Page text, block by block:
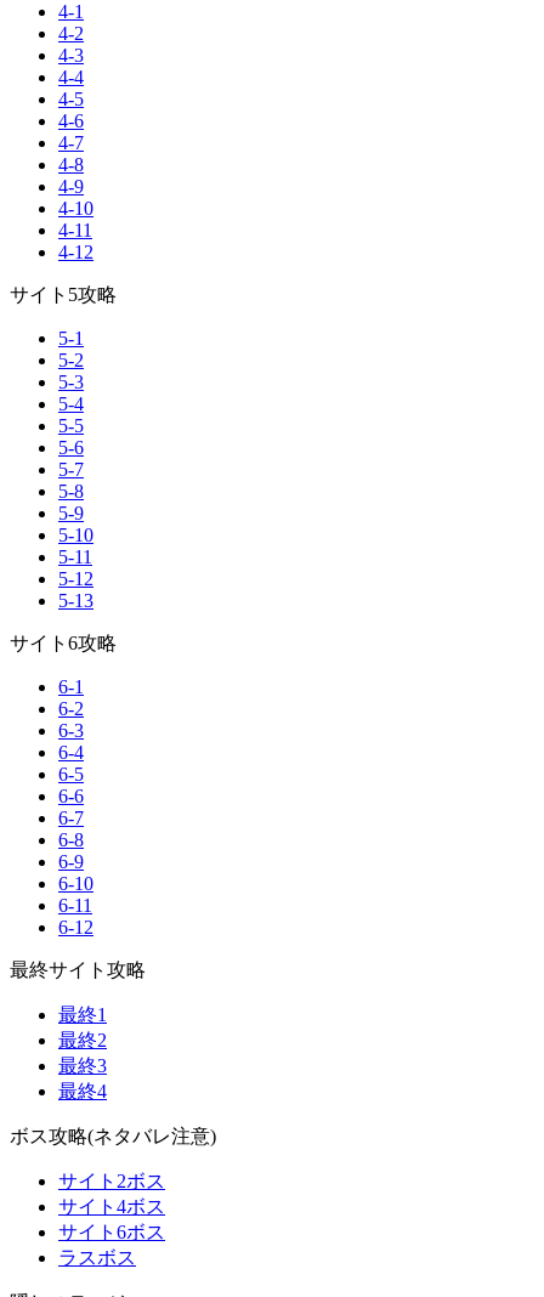
4-1
4-2
4-3
4-4
4-5
4-6
4-7
4-8
4-9
4-10
4-11
4-12
サイト5攻略
5-1
5-2
5-3
5-4
5-5
5-6
5-7
5-8
5-9
5-10
5-11
5-12
5-13
サイト6攻略
6-1
6-2
6-3
6-4
6-5
6-6
6-7
6-8
6-9
6-10
6-11
6-12
最終サイト攻略
最終1
最終2
最終3
最終4
ボス攻略(ネタバレ注意)
サイト2ボス
サイト4ボス
サイト6ボス
ラスボス